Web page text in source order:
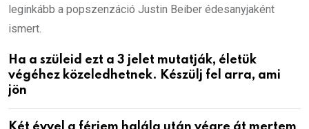
leginkább a popszenzáció Justin Beiber édesanyjaként
ismert.
Ha a szüleid ezt a 3 jelet mutatják, életük
végéhez közeledhetnek. Készülj fel arra, ami
jön